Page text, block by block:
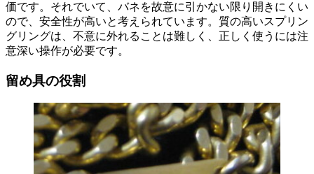
価です。それでいて、バネを故意に引かない限り開きにくい
ので、安全性が高いと考えられています。質の高いスプリン
グリングは、不意に外れることは難しく、正しく使うには注
意深い操作が必要です。
留め具の役割